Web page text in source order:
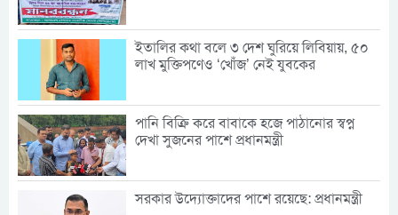
ইতালির কথা বলে ৩ দেশ ঘুরিয়ে লিবিয়ায়, ৫০
লাখ মুক্তিপণেও ‘খোঁজ’ নেই যুবকের
পানি বিক্রি করে বাবাকে হজে পাঠানোর স্বপ্ন
দেখা সুজনের পাশে প্রধানমন্ত্রী
সরকার উদ্যোক্তাদের পাশে রয়েছে: প্রধানমন্ত্রী